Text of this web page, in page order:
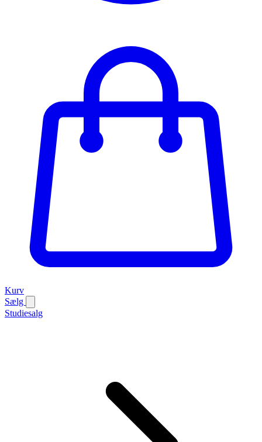
Kurv
Sælg
Studiesalg